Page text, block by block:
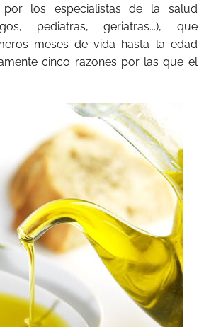
los especialistas de la salud
pediatras, geriatras...), que
meses de vida hasta la edad
cinco razones por las que el